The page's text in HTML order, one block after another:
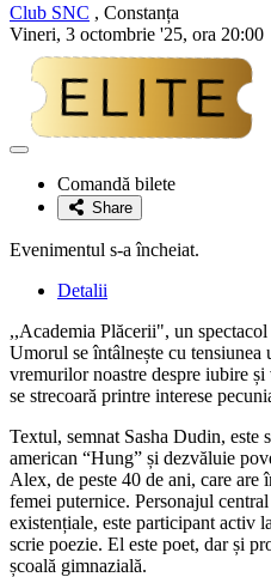
Club SNC , Constanța
Vineri, 3 octombrie '25, ora 20:00
Adaugă
favoriteComandă bilete
Share
Evenimentul s-a încheiat.
Detalii
,,Academia Plăcerii", un
Umorul se întâlnește cu tensiunea
vremurilor noastre despre iubire
se strecoară printre interese
Textul, semnat Sasha Dudin, este
american “Hung” și dezvăluie
Alex, de peste 40 de ani, care
femei puternice. Personajul
existențiale, este participant activ
scrie poezie. El este poet, dar și
școală gimnazială.